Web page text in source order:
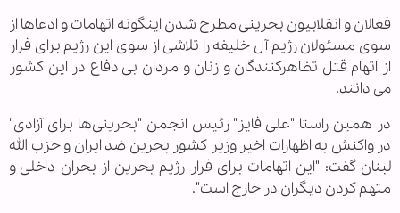
فعالان و انقلابیون بحرینی مطرح شدن اینگونه اتهامات و ادعاها از
سوی مسئولان رژیم آل خلیفه را تلاشی از سوی این رژیم برای فرار
از اتهام قتل تظاهرکنندگان و زنان و مردان بی دفاع در این کشور
می دانند.
در همین راستا "علی فایز" رئیس انجمن "بحرینی‌ها برای آزادی"
در واکنش به اظهارات اخیر وزیر کشور بحرین ضد ایران و حزب الله
لبنان گفت: "این اتهامات برای فرار رژیم بحرین از بحران داخلی و
متهم کردن دیگران در خارج است".